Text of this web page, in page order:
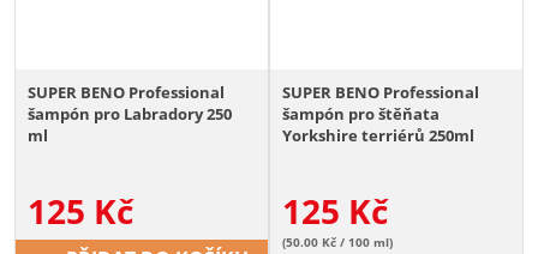
SUPER BENO Professional
šampón pro Labradory 250
ml
125 Kč
SUPER BENO Professional
šampón pro štěňata
Yorkshire terriérů 250ml
125 Kč
(50.00 Kč / 100 ml)